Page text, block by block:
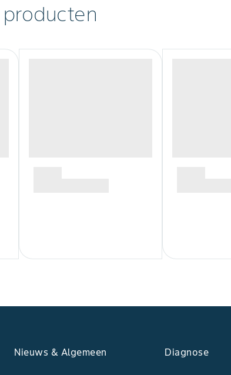
weertype
Door
mogelijk.
is gevallen, heeft dit perfect
Op percelen waar nog niets is
het moment aangebroken om
Nieuws & Algemeen Diagnose